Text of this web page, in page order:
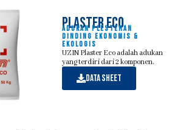
plaster eco
Adukan Plesteran
Dinding Ekonomis &
Ekologis
UZIN Plaster Eco adalah adukan
yang terdiri dari 2 komponen.
data sheet